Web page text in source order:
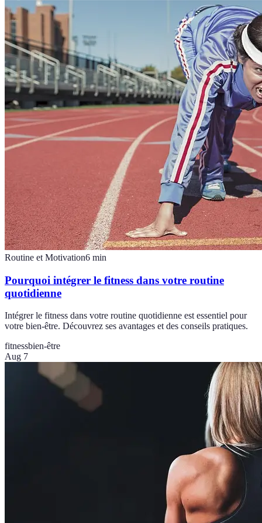
Routine et Motivation6 min
Pourquoi intégrer le fitness dans votre routine
quotidienne
Intégrer le fitness dans votre routine quotidienne est essentiel pour
votre bien-être. Découvrez ses avantages et des conseils pratiques.
fitnessbien-être
Aug 7